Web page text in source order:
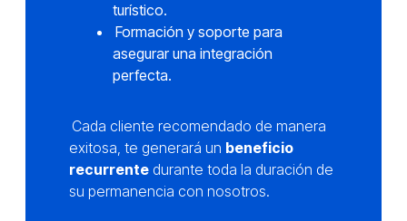
turístico.
Formación y soporte para
asegurar una integración
perfecta.
Cada cliente recomendado de manera
exitosa, te generará un beneficio
recurrente durante toda la duración de
su permanencia con nosotros.